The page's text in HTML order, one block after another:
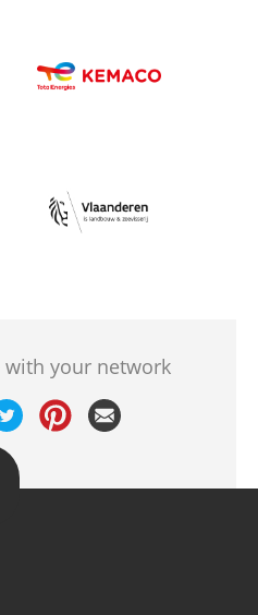
Afbeelding
Afbeelding
with your network